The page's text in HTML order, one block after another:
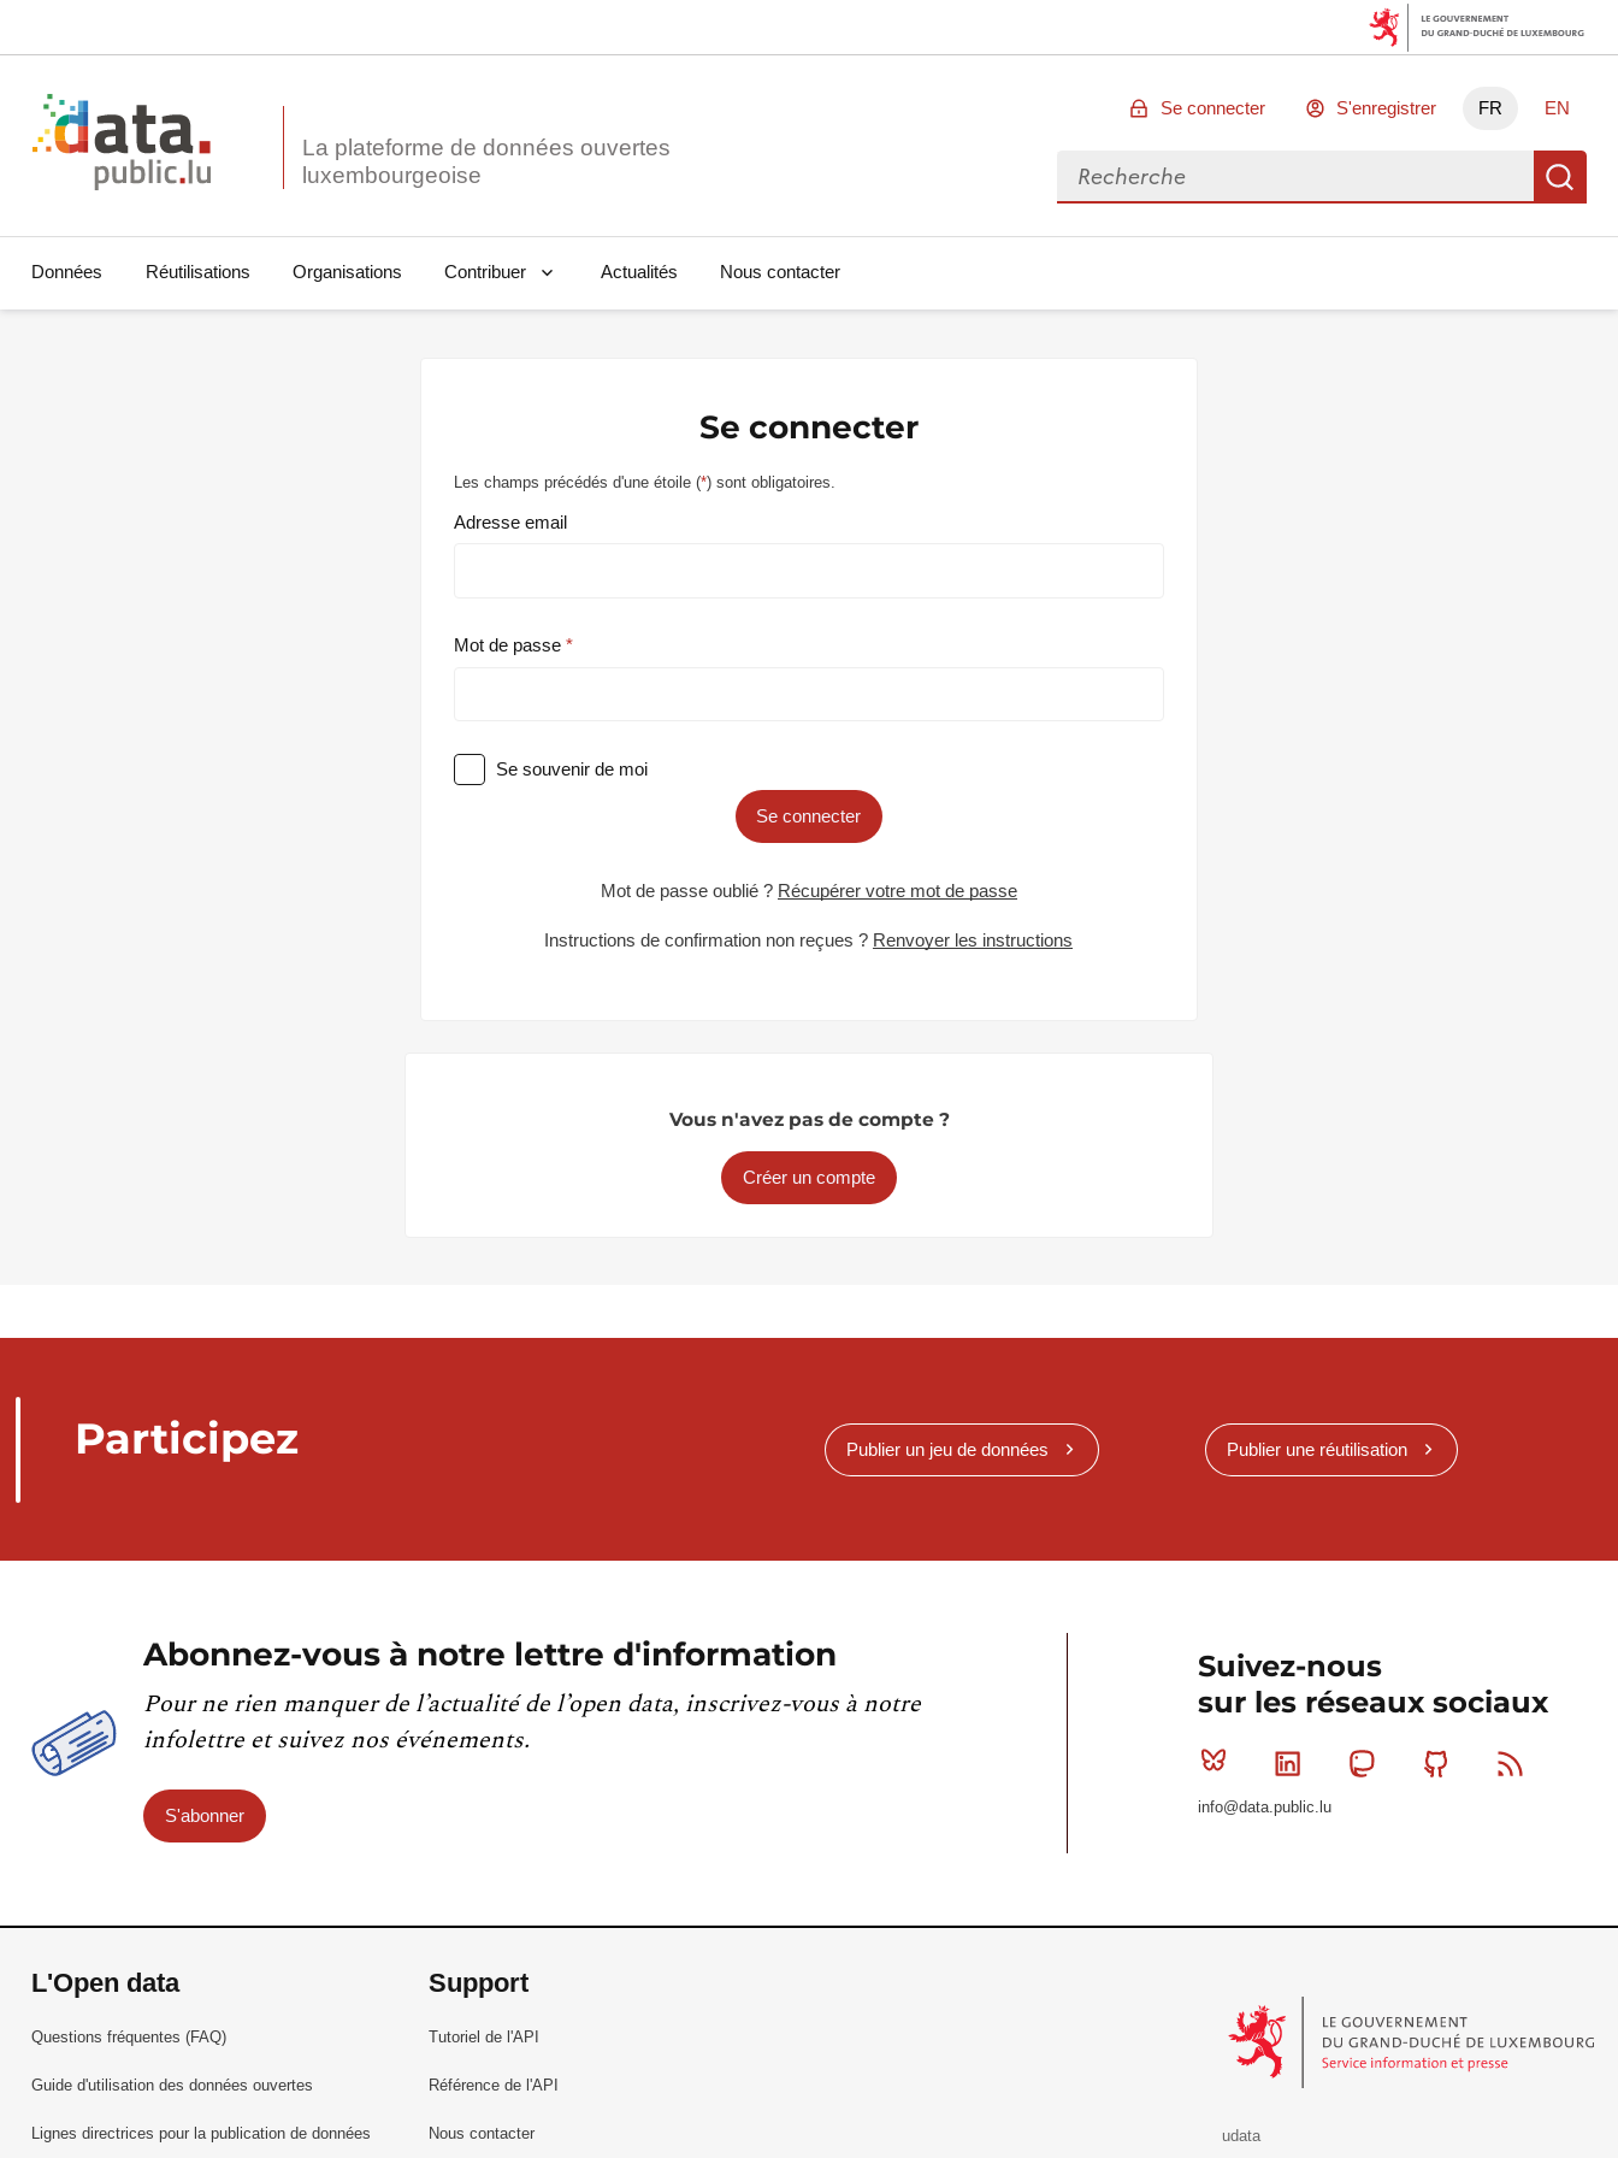
La plateforme de données ouvertes
Se connecter S'enregistrer FR EN
Rechercher des données
Données Réutilisations Organisations Contribuer Actualités Nous contacter
Se connecter
Les champs précédés d'une étoile (*) sont obligatoires.
Adresse email
Mot de passe
Se souvenir de moi
Se connecter
Mot de passe oublié ? Récupérer votre mot de passe
Instructions de confirmation non reçues ? Renvoyer les instructions
Vous n'avez pas de compte ?
Créer un compte
Participez Publier un jeu de données Publier une réutilisation
Abonnez-vous à notre lettre d'information
Pour ne rien manquer de l’actualité de l’open data, inscrivez-vous à notre
infolettre et suivez nos événements.
S'abonner
Suivez-nous
sur les réseaux sociaux
Bluesky Linkedin MastodonGithub
info@data.public.lu
L'Open data
Questions fréquentes (FAQ)
Guide d'utilisation des données ouvertes
Lignes directrices pour la publication de données
Support
Tutoriel de l'API
Référence de l'API
Nous contacter
udata